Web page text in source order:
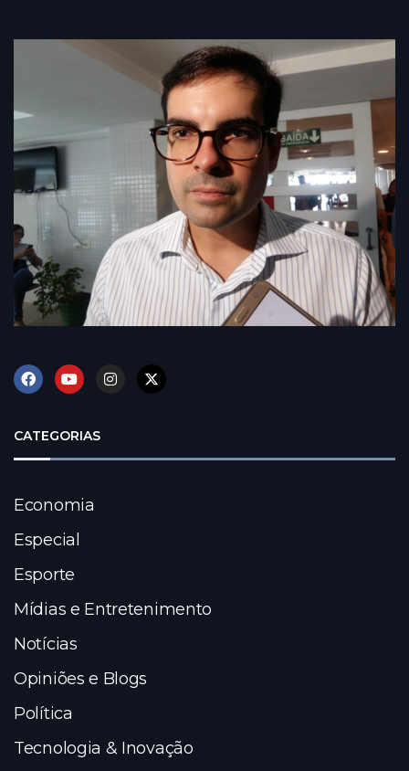
CATEGORIAS
Economia
Especial
Esporte
Mídias e Entretenimento
Notícias
Opiniões e Blogs
Política
Tecnologia & Inovação